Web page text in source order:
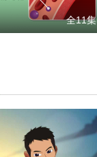
全11集